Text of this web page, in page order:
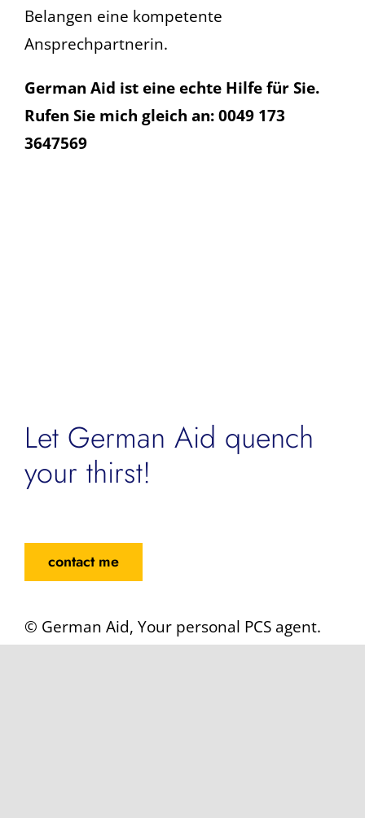
Belangen eine kompetente
Ansprechpartnerin.
German Aid ist eine echte Hilfe für Sie.
Rufen Sie mich gleich an: 0049 173
3647569
Let German Aid quench
your thirst!
contact me
© German Aid, Your personal PCS agent.